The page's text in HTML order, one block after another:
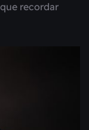
recordar